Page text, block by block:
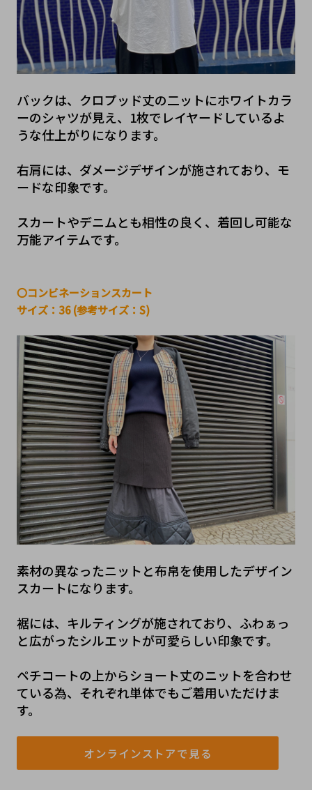
バックは、クロプッド丈の二ットにホワイトカラ
ーのシャツが見え、1枚でレイヤードしているよ
うな仕上がりになります。
右肩には、ダメージデザインが施されており、モ
ードな印象です。
スカートやデニムとも相性の良く、着回し可能な
万能アイテムです。
〇コンビネーションスカート
サイズ：36 (参考サイズ：S)
素材の異なったニットと布帛を使用したデザイン
スカートになります。
裾には、キルティングが施されており、ふわぁっ
と広がったシルエットが可愛らしい印象です。
ペチコートの上からショート丈のニットを合わせ
ている為、それぞれ単体でもご着用いただけま
す。
オンラインストアで見る